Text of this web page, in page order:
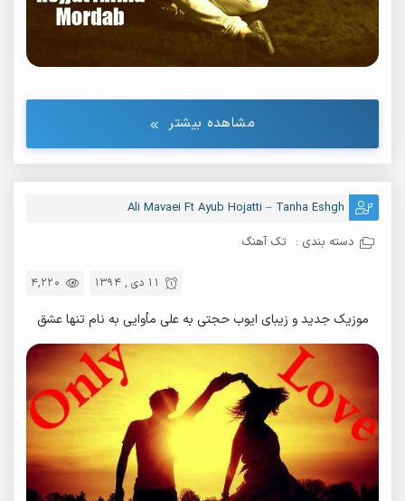
مشاهده بیشتر
Ali Mavaei Ft Ayub Hojatti – Tanha Eshgh
دسته بندی : تک آهنگ
4,220 11 دی , 1394
موزیک جدید و زیبای ایوب حجتی به علی مأوایی به نام تنها عشق